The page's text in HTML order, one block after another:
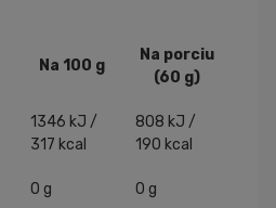
Na 100 g
Na porciu
(60 g)
1346 kJ /
317 kcal
808 kJ /
190 kcal
0 g 0 g